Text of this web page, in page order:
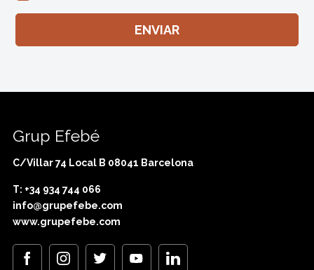
Grup Efebé
C/Villar 74 Local B 08041 Barcelona
T: +34 934 744 066
info@grupefebe.com
www.grupefebe.com